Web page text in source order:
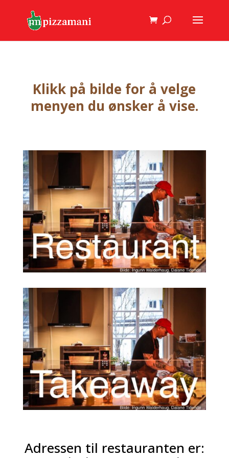
Klikk på bilde for å velge
menyen du ønsker å vise.
Adressen til restauranten er: